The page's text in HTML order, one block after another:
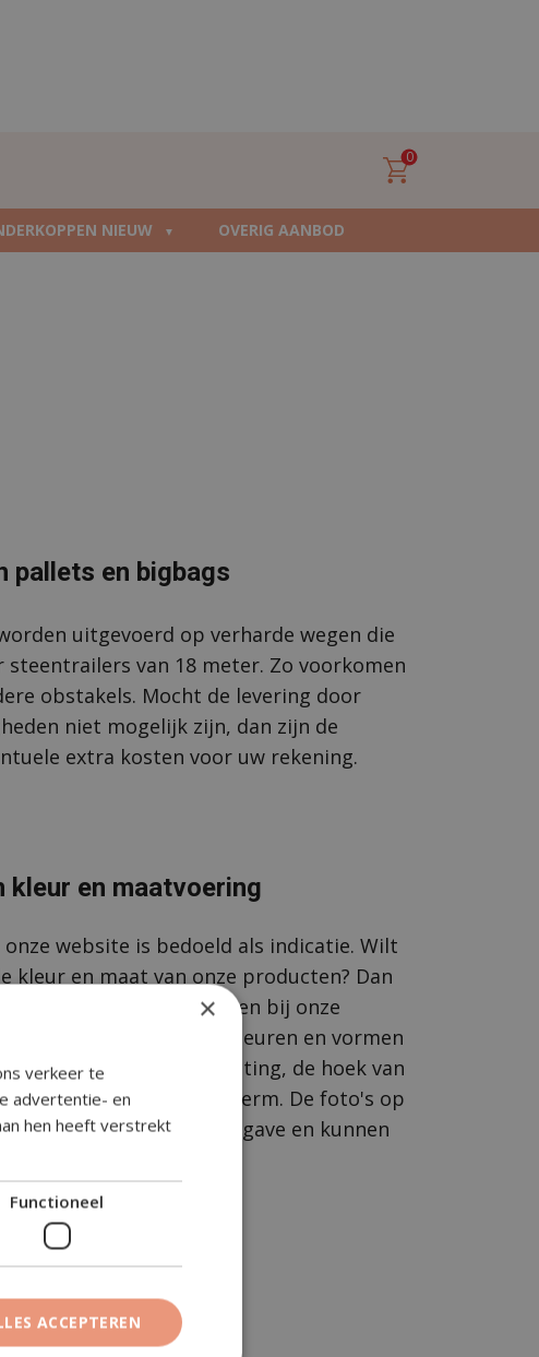
0
NIEUW OVERIG AANBOD
pallets en bigbags
uitgevoerd op verharde wegen die
steentrailers van 18 meter. Zo voorkomen
obstakels. Mocht de levering door
niet mogelijk zijn, dan zijn de
extra kosten voor uw rekening.
kleur en maatvoering
website is bedoeld als indicatie. Wilt
kleur en maat van onze producten? Dan
welkom om langs te komen bij onze
er rekening mee dat kleuren en vormen
afwijken door belichting, de hoek van
instellingen van uw scherm. De foto's op
slechts een weergave en kunnen
×
verkeer te
advertentie- en
hen heeft verstrekt
Functioneel
ACCEPTEREN